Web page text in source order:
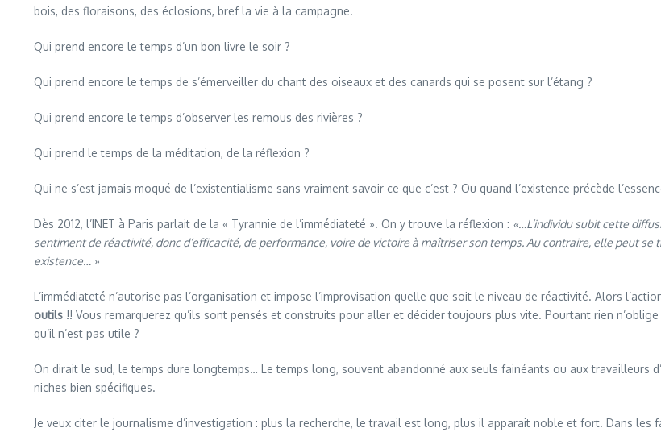
bois, des floraisons, des éclosions, bref la vie à la campagne.
Qui prend encore le temps d’un bon livre le soir ?
Qui prend encore le temps de s’émerveiller du chant des oiseaux et des canards qui se posent sur l’étang ?
Qui prend encore le temps d’observer les remous des rivières ?
Qui prend le temps de la méditation, de la réflexion ?
Qui ne s’est jamais moqué de l’existentialisme sans vraiment savoir ce que c’est ? Ou quand l’existence précède
Dès 2012, l’INET à Paris parlait de la « Tyrannie de l’immédiateté ». On y trouve la réflexion : «…L’individu subit cette
sentiment de réactivité, donc d’efficacité, de performance, voire de victoire à maîtriser son temps. Au contraire, elle peut
existence… »
L’immédiateté n’autorise pas l’organisation et impose l’improvisation quelle que soit le niveau de réactivité. Alors
outils !! Vous remarquerez qu’ils sont pensés et construits pour aller et décider toujours plus vite. Pourtant rien
qu’il n’est pas utile ?
On dirait le sud, le temps dure longtemps… Le temps long, souvent abandonné aux seuls fainéants ou aux travailleurs
niches bien spécifiques.
Je veux citer le journalisme d’investigation : plus la recherche, le travail est long, plus il apparait noble et fort. Dans les